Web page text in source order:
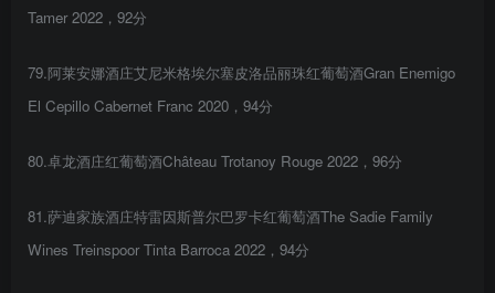
Tamer 2022，92分
79.阿莱安娜酒庄艾尼米格埃尔塞皮洛品丽珠红葡萄酒Gran Enemigo
El Cepillo Cabernet Franc 2020，94分
80.卓龙酒庄红葡萄酒Château Trotanoy Rouge 2022，96分
81.萨迪家族酒庄特雷因斯普尔巴罗卡红葡萄酒The Sadie Family
Wines Treinspoor Tinta Barroca 2022，94分